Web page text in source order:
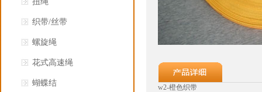
织带/丝带
螺旋绳
花式高速绳
蝴蝶结 w2-橙色织带